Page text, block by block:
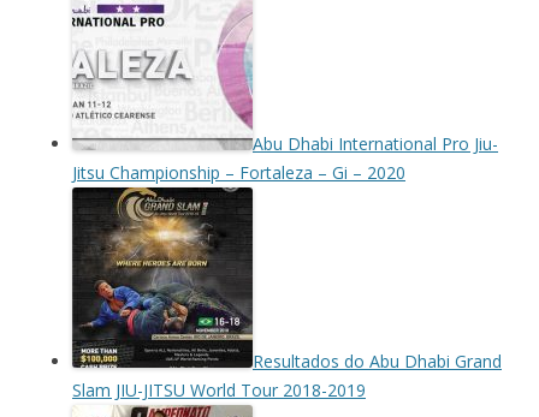
Abu Dhabi International Pro Jiu-
Jitsu Championship – Fortaleza – Gi – 2020
Resultados do Abu Dhabi Grand
Slam JIU-JITSU World Tour 2018-2019